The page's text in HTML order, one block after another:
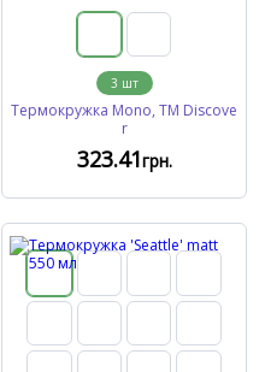
3 шт
Термокружка Mono, TM Discove
r
323.41грн.